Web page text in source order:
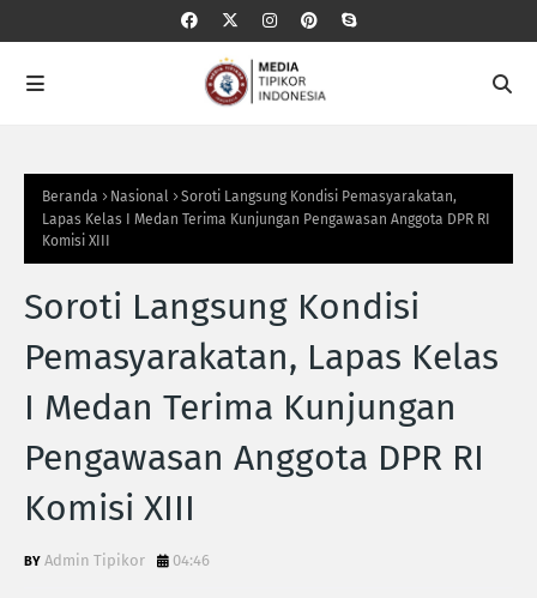
Beranda Nasional
Soroti Langsung Kondisi Pemasyarakatan,
Lapas Kelas I Medan Terima Kunjungan Pengawasan Anggota DPR RI
Komisi XIII
Soroti Langsung Kondisi
Pemasyarakatan, Lapas Kelas
I Medan Terima Kunjungan
Pengawasan Anggota DPR RI
Komisi XIII
Admin Tipikor 04:46